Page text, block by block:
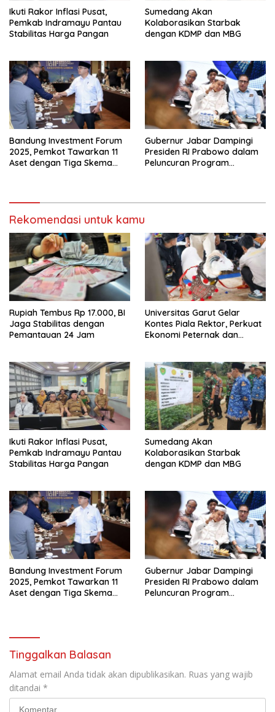
Ikuti Rakor Inflasi Pusat,
Pemkab Indramayu Pantau
Stabilitas Harga Pangan
Sumedang Akan
Kolaborasikan Starbak
dengan KDMP dan MBG
Bandung Investment Forum
2025, Pemkot Tawarkan 11
Aset dengan Tiga Skema
Gubernur Jabar Dampingi
Presiden RI Prabowo dalam
Peluncuran Program
Rekomendasi untuk kamu
Rupiah Tembus Rp 17.000, BI
Jaga Stabilitas dengan
Pemantauan 24 Jam
Universitas Garut Gelar
Kontes Piala Rektor, Perkuat
Ekonomi Peternak dan
Ikuti Rakor Inflasi Pusat,
Pemkab Indramayu Pantau
Stabilitas Harga Pangan
Sumedang Akan
Kolaborasikan Starbak
dengan KDMP dan MBG
Bandung Investment Forum
2025, Pemkot Tawarkan 11
Aset dengan Tiga Skema
Gubernur Jabar Dampingi
Presiden RI Prabowo dalam
Peluncuran Program
Tinggalkan Balasan
Alamat email Anda tidak akan dipublikasikan. Ruas yang wajib
ditandai *